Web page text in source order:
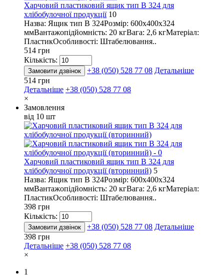
Харчовий пластиковий ящик тип В 324 для
хлібобулочної продукції 10
Назва: Ящик тип В 324Розмір: 600х400х324
ммВантажопідйомність: 20 кгВага: 2,6 кгМатеріал:
ПластикОсобливості: Штабелювання..
514 грн
Кількість:
Замовити дзвінок +38 (050) 528 77 08 Детальніше
514 грн
Детальніше +38 (050) 528 77 08
×
Замовлення
від 10 шт
Харчовий пластиковий ящик тип В 324 для
хлібобулочної продукції (вторинний) 5
Назва: Ящик тип В 324Розмір: 600х400х324
ммВантажопідйомність: 20 кгВага: 2,6 кгМатеріал:
ПластикОсобливості: Штабелювання..
398 грн
Кількість:
Замовити дзвінок +38 (050) 528 77 08 Детальніше
398 грн
Детальніше +38 (050) 528 77 08
×
1